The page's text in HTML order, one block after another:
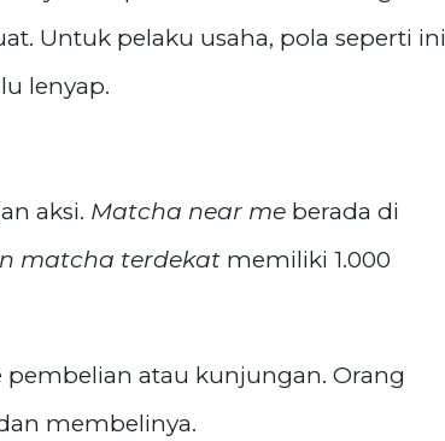
Untuk pelaku usaha, pola seperti ini
lenyap.
aksi. Matcha near me berada di
matcha terdekat memiliki 1.000
pembelian atau kunjungan. Orang
membelinya.